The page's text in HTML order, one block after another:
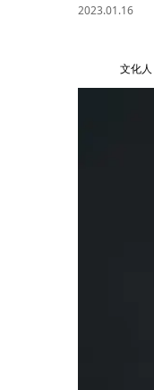
2023.01.16
文化人